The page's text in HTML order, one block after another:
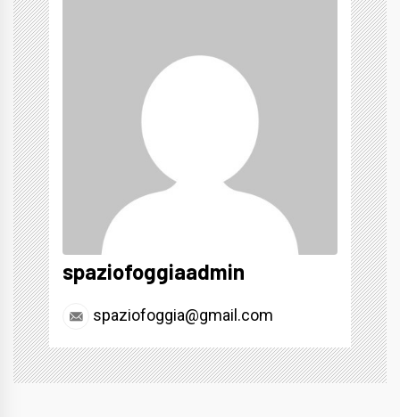
spaziofoggiaadmin
spaziofoggia@gmail.com